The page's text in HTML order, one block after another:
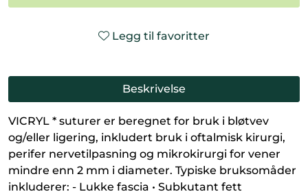
Legg til favoritter
Beskrivelse
VICRYL * suturer er beregnet for bruk i bløtvev
og/eller ligering, inkludert bruk i oftalmisk kirurgi,
perifer nervetilpasning og mikrokirurgi for vener
mindre enn 2 mm i diameter. Typiske bruksomåder
inkluderer: - Lukke fascia • Subkutant fett